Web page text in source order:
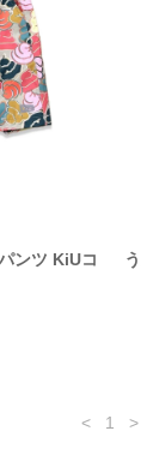
ンツ KiUコ
< 1 >